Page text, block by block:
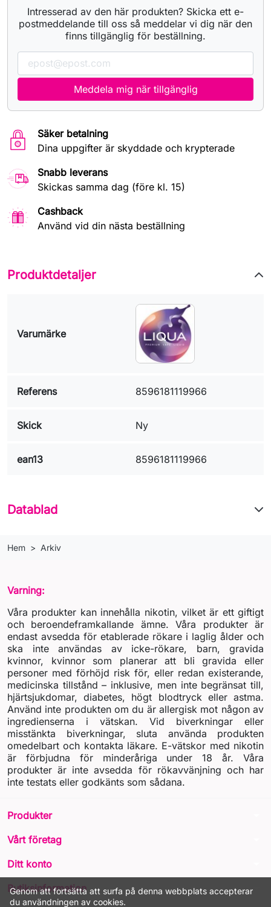
Genom att fortsätta att surfa på denna webbplats accepterar
du användningen av cookies.
Intresserad av den här produkten? Skicka ett e-
postmeddelande till oss så meddelar vi dig när den
finns tillgänglig för beställning.
Meddela mig när tillgänglig
Säker betalning
Dina uppgifter är skyddade och krypterade
Snabb leverans
Skickas samma dag (före kl. 15)
Cashback
Använd vid din nästa beställning
Produktdetaljer
Varumärke
Referens 8596181119966
Skick Ny
ean13 8596181119966
Datablad
Hem Arkiv
Varning:
Våra produkter kan innehålla nikotin, vilket är ett giftigt
och beroendeframkallande ämne. Våra produkter är
endast avsedda för etablerade rökare i laglig ålder och
ska inte användas av icke-rökare, barn, gravida
kvinnor, kvinnor som planerar att bli gravida eller
personer med förhöjd risk för, eller redan existerande,
medicinska tillstånd – inklusive, men inte begränsat till,
hjärtsjukdomar, diabetes, högt blodtryck eller astma.
Använd inte produkten om du är allergisk mot någon av
ingredienserna i vätskan. Vid biverkningar eller
misstänkta biverkningar, sluta använda produkten
omedelbart och kontakta läkare. E-vätskor med nikotin
är förbjudna för minderåriga under 18 år. Våra
produkter är inte avsedda för rökavvänjning och har
inte testats eller godkänts som sådana.
Produkter
Vårt företag
Ditt konto
Butiksinformation arrow_drop_down